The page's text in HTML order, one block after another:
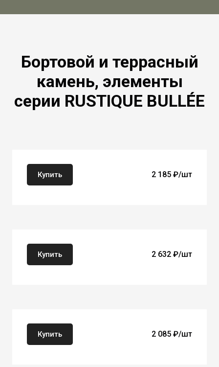
Бортовой и террасный
камень, элементы
серии RUSTIQUE BULLÉE
MD25 50х25
Купить 2 185 ₽/шт
МР33 50х33
Купить 2 632 ₽/шт
DA502 50x50x2.5
Купить 2 085 ₽/шт